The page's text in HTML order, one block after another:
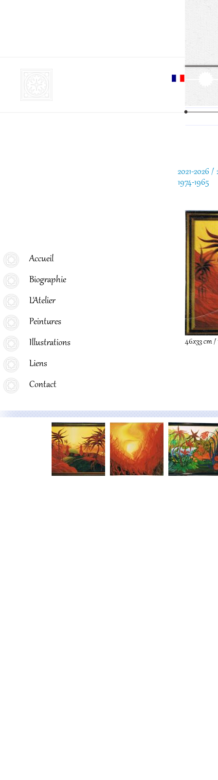
2021-2026
1974-1965
Menu principal
Accueil
Biographie
L'Atelier
Peintures
Illustrations
Liens
Contact
46x33 cm